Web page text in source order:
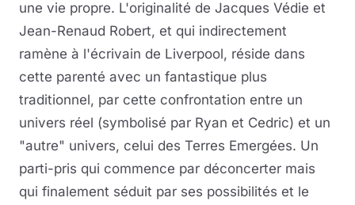
une vie propre. L'originalité de Jacques Védie et
Jean-Renaud Robert, et qui indirectement
ramène à l'écrivain de Liverpool, réside dans
cette parenté avec un fantastique plus
traditionnel, par cette confrontation entre un
univers réel (symbolisé par Ryan et Cedric) et un
"autre" univers, celui des Terres Emergées. Un
parti-pris qui commence par déconcerter mais
qui finalement séduit par ses possibilités et le